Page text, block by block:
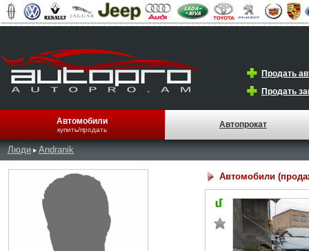
Продать
Продать
Автомобили
купить/продать
Автопрокат
Люди Andranik
Автомобили